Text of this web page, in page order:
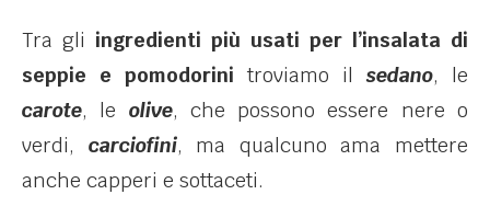
Tra gli ingredienti più usati per l’insalata di
seppie e pomodorini troviamo il sedano, le
carote, le olive, che possono essere nere o
verdi, carciofini, ma qualcuno ama mettere
anche capperi e sottaceti.